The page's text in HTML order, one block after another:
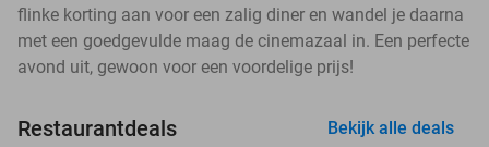
flinke korting aan voor een zalig diner en wandel je daarna
met een goedgevulde maag de cinemazaal in. Een perfecte
avond uit, gewoon voor een voordelige prijs!
Restaurantdeals Bekijk alle deals